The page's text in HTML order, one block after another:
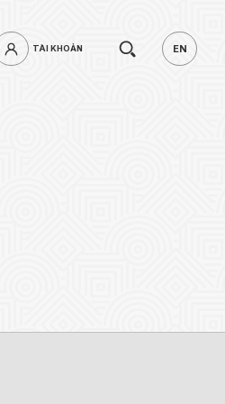
TÀI KHOẢN EN